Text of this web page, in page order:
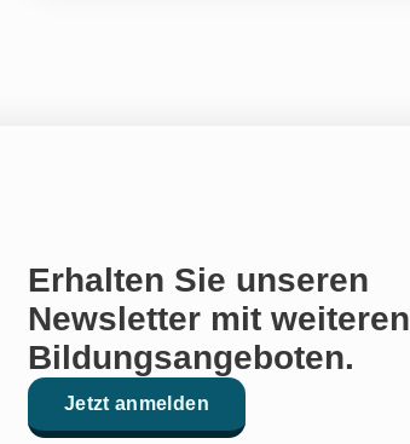
Erhalten Sie unseren
Newsletter mit weiteren
Bildungsangeboten.
Jetzt anmelden